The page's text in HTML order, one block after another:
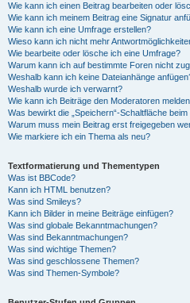
Wie kann ich einen Beitrag bearbeiten oder
Wie kann ich meinem Beitrag eine Signatur
Wie kann ich eine Umfrage erstellen?
Wieso kann ich nicht mehr
Wie bearbeite oder lösche ich eine Umfrage?
Warum kann ich auf bestimmte Foren nicht
Weshalb kann ich keine Dateianhänge
Weshalb wurde ich verwarnt?
Wie kann ich Beiträge den Moderatoren
Was bewirkt die „Speichern“-Schaltfläche
Warum muss mein Beitrag erst freigegeben
Wie markiere ich ein Thema als neu?
Textformatierung und Thementypen
Was ist BBCode?
Kann ich HTML benutzen?
Was sind Smileys?
Kann ich Bilder in meine Beiträge einfügen?
Was sind globale Bekanntmachungen?
Was sind Bekanntmachungen?
Was sind wichtige Themen?
Was sind geschlossene Themen?
Was sind Themen-Symbole?